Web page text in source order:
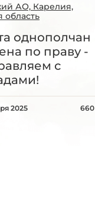
АО, Карелия,
область
однополчан
по праву -
с
2025 660